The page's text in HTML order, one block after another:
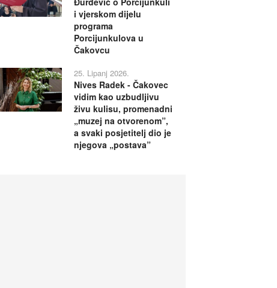
i vjerskom dijelu
programa
Porcijunkulova u
Čakovcu
25. Lipanj 2026.
Nives Radek - Čakovec
vidim kao uzbudljivu
živu kulisu, promenadni
„muzej na otvorenom”,
a svaki posjetitelj dio je
njegova „postava”